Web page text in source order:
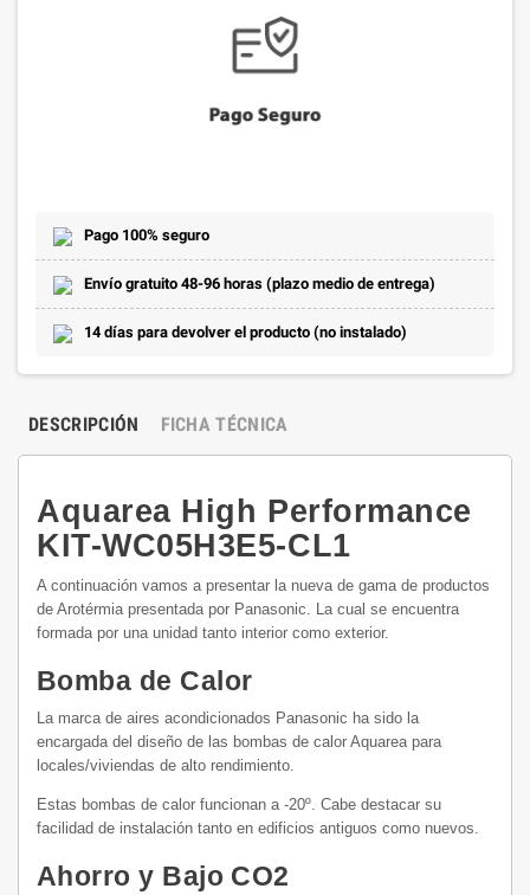
Pago 100% seguro
Envío gratuito 48-96 horas (plazo medio de entrega)
14 días para devolver el producto (no instalado)
DESCRIPCIÓN FICHA TÉCNICA
Aquarea High Performance
KIT-WC05H3E5-CL1
A continuación vamos a presentar la nueva de gama de productos
de Arotérmia presentada por Panasonic. La cual se encuentra
formada por una unidad tanto interior como exterior.
Bomba de Calor
La marca de aires acondicionados Panasonic ha sido la
encargada del diseño de las bombas de calor Aquarea para
locales/viviendas de alto rendimiento.
Estas bombas de calor funcionan a -20º. Cabe destacar su
facilidad de instalación tanto en edificios antiguos como nuevos.
Ahorro y Bajo CO2